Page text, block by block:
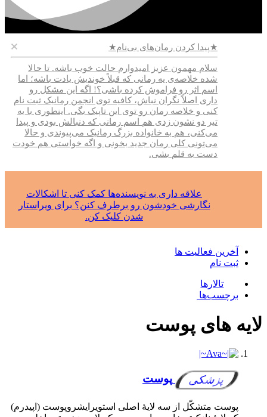
★پیدا کردن رمان‌های بی‌نام★
سلام مهمون عزیز امیدوارم حالت خوب باشه. تا حالا
شده خلاصه‌ی یه رمانی که قبلاً خوندیش یادت باشه؛ اما
اسم اثر رو فراموش کرده باشی؟! اگه این مشکل رو
داری اصلاً نگران نباش، کافیه توی انجمن رمانیک ثبت نام
کنی و خلاصه رمان رو توی این تاپیک بگی. اینطوری با یه
تیر دو نشون زدی هم اسم رمانی که دنبالش بودی و پیدا
می‌کنی، هم به خانواده بزرگ رمانیک می‌پیوندی و حالا
می‌تونی کلی رمان جدید بخونی و اگه خواستی هم خودت
دست به قلم بشی.
علاقه داری به نویسنده‌ها کمک کنی تا اشکالات
نگارشی خودشون رو برطرف کنن؟ برای ویراستار
شدن کلیک کن.
آخرین فعالیت ها
ثبت نام
تالارها
برچسب‌ها
لایه های پوست
پزشکی پوست
پوست متشکّل از سه لایهٔ اصلی استویرایشروپوست (اپیدرم)